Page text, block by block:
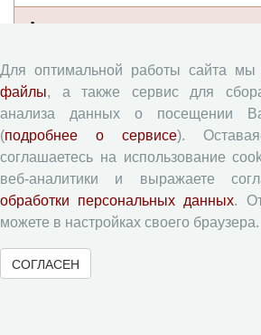
Авторам
Правила для авторов
Типовой лицензионный договор
Согласие на обработку
Авторские права
Приватность
Рецензентам
Памятка рецензенту
Для оптимальной работы сайта мы
файлы, а также сервис для сбора
анализа данных о посещении
(подробнее о сервисе).
соглашаетесь на использование
веб-аналитики и выражаете
обработки персональных данных.
можете в настройках своего браузера.
СОГЛАСЕН